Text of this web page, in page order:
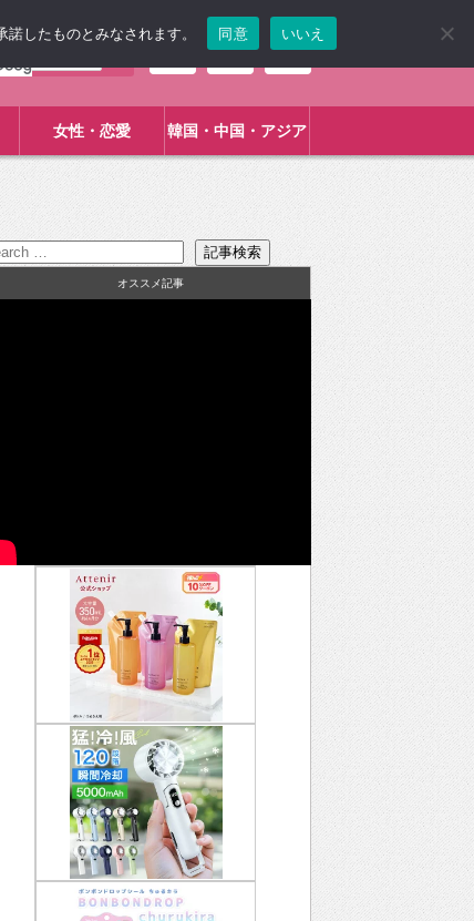
女性・恋愛 韓国・中国・アジア
オススメ記事
したものとみなされます。 同意 いいえ